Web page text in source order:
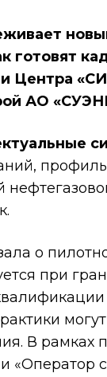
готовят
Центра «
АО
о
при
В рамках